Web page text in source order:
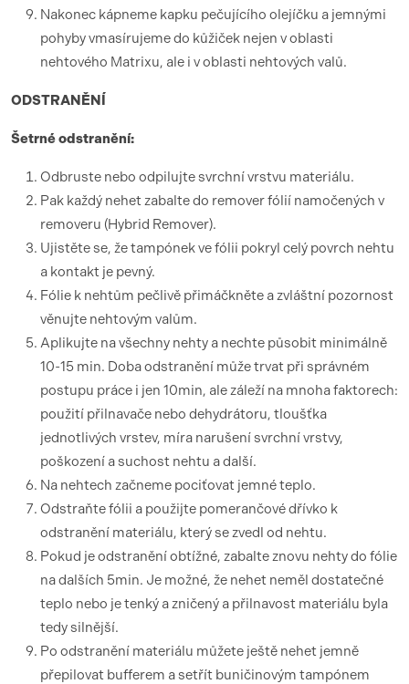
Nakonec kápneme kapku pečujícího olejíčku a jemnými
pohyby vmasírujeme do kůžiček nejen v oblasti
nehtového Matrixu, ale i v oblasti nehtových valů.
ODSTRANĚNÍ
Šetrné odstranění:
Odbruste nebo odpilujte svrchní vrstvu materiálu.
Pak každý nehet zabalte do remover fólií namočených v
removeru (Hybrid Remover).
Ujistěte se, že tampónek ve fólii pokryl celý povrch nehtu
a kontakt je pevný.
Fólie k nehtům pečlivě přimáčkněte a zvláštní pozornost
věnujte nehtovým valům.
Aplikujte na všechny nehty a nechte působit minimálně
10-15 min. Doba odstranění může trvat při správném
postupu práce i jen 10min, ale záleží na mnoha faktorech:
použití přilnavače nebo dehydrátoru, tloušťka
jednotlivých vrstev, míra narušení svrchní vrstvy,
poškození a suchost nehtu a další.
Na nehtech začneme pociťovat jemné teplo.
Odstraňte fólii a použijte pomerančové dřívko k
odstranění materiálu, který se zvedl od nehtu.
Pokud je odstranění obtížné, zabalte znovu nehty do fólie
na dalších 5min. Je možné, že nehet neměl dostatečné
teplo nebo je tenký a zničený a přilnavost materiálu byla
tedy silnější.
Po odstranění materiálu můžete ještě nehet jemně
přepilovat bufferem a setřít buničinovým tampónem